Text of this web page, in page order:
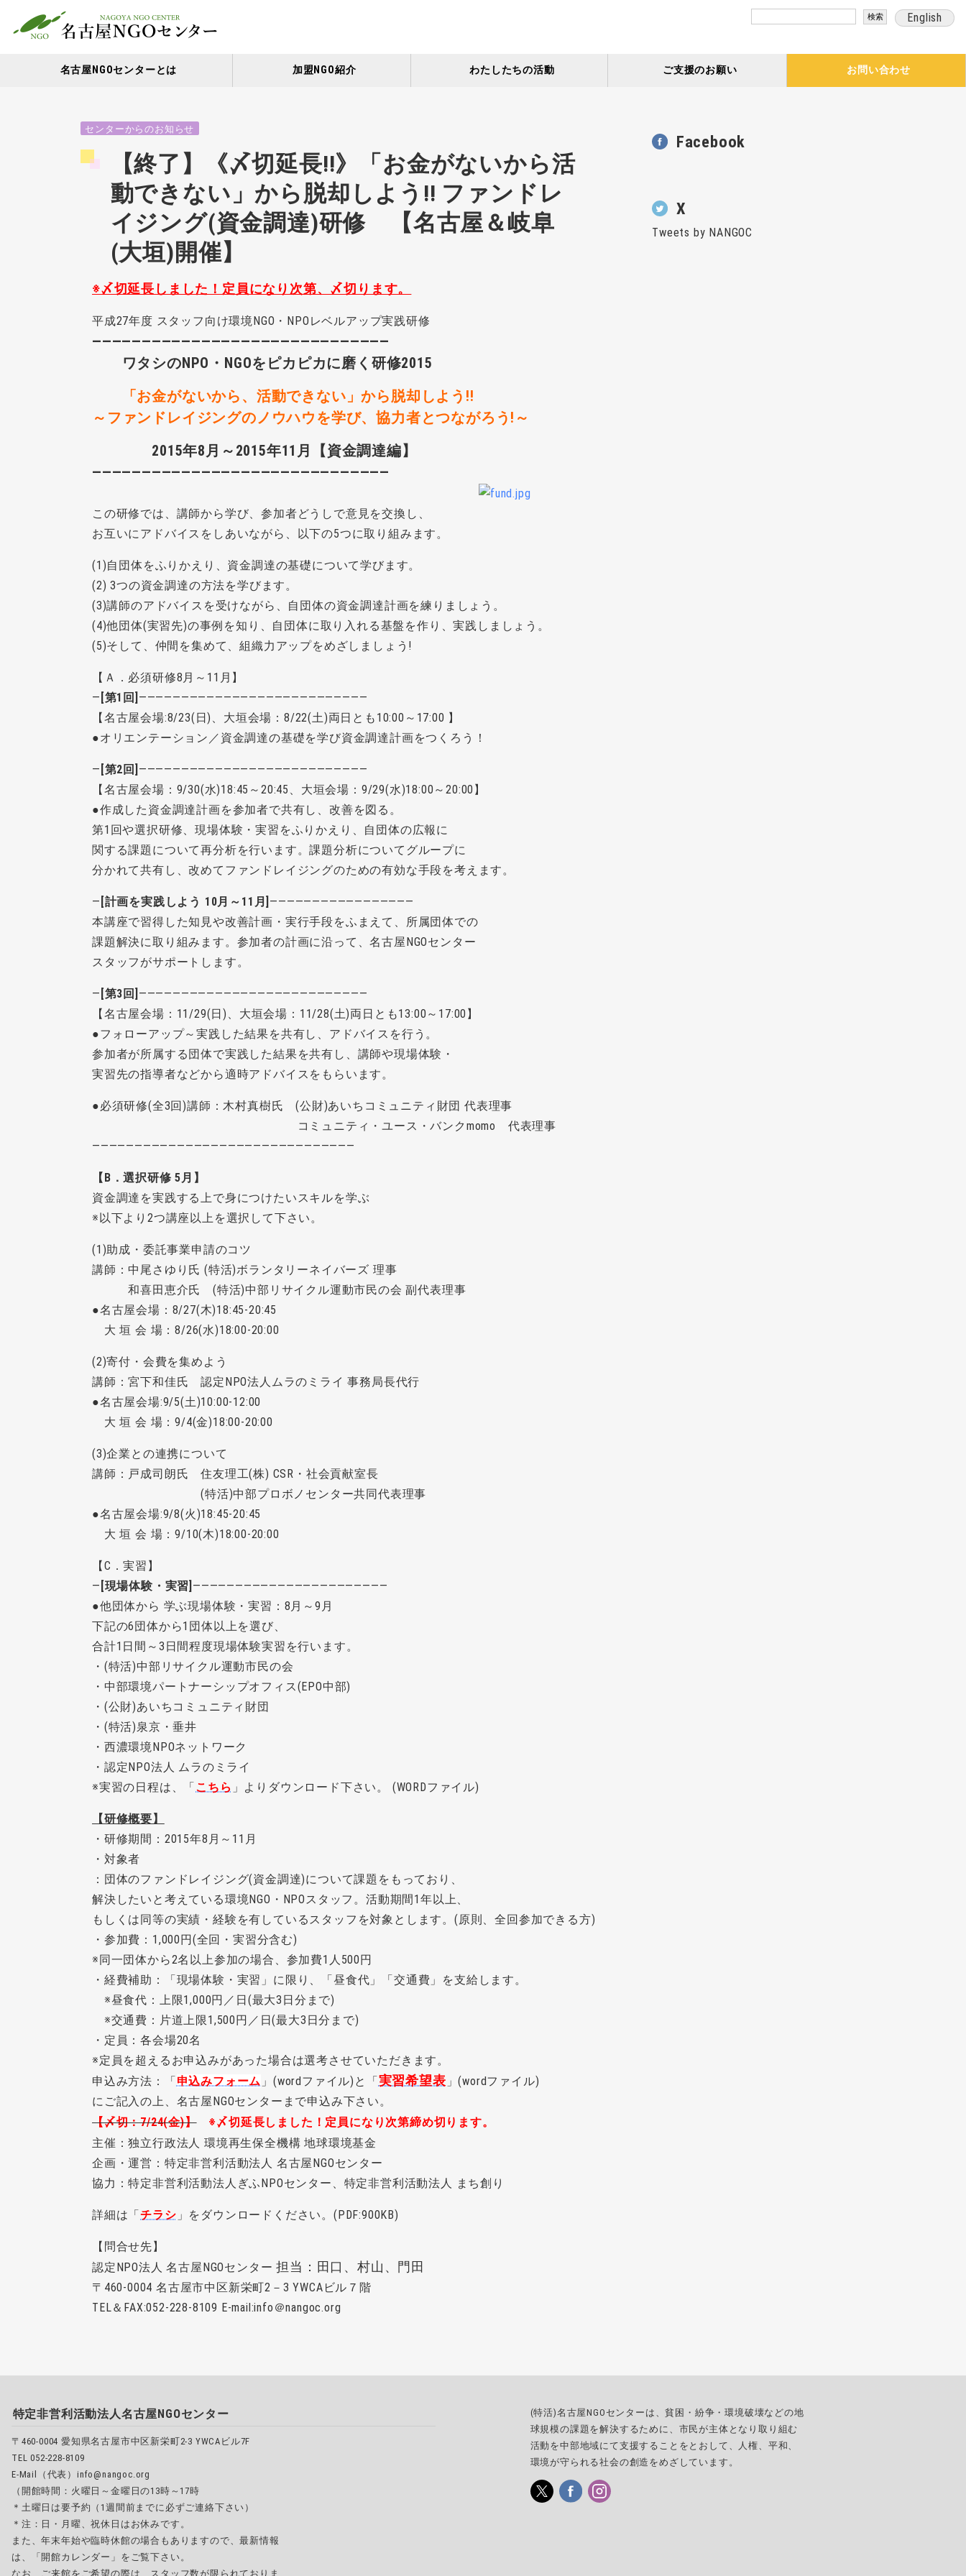
English
名古屋NGOセンターとは 加盟NGO紹介 わたしたちの活動 ご支援のお願い お問い合わせ
センターからのお知らせ
【終了】《〆切延長!!》「お金がないから活
動できない」から脱却しよう!! ファンドレ
イジング(資金調達)研修 【名古屋＆岐阜
(大垣)開催】
※〆切延長しました！定員になり次第、〆切ります。
平成27年度 スタッフ向け環境NGO・NPOレベルアップ実践研修
――――――――――――――――――――――――――――――
ワタシのNPO・NGOをピカピカに磨く研修2015
「お金がないから、活動できない」から脱却しよう!!
～ファンドレイジングのノウハウを学び、協力者とつながろう!～
2015年8月～2015年11月【資金調達編】
――――――――――――――――――――――――――――――
この研修では、講師から学び、参加者どうしで意見を交換し、
お互いにアドバイスをしあいながら、以下の5つに取り組みます。
(1)自団体をふりかえり、資金調達の基礎について学びます。
(2) 3つの資金調達の方法を学びます。
(3)講師のアドバイスを受けながら、自団体の資金調達計画を練りましょう。
(4)他団体(実習先)の事例を知り、自団体に取り入れる基盤を作り、実践しましょう。
(5)そして、仲間を集めて、組織力アップをめざしましょう!
【Ａ．必須研修8月～11月】
― [第1回] ―――――――――――――――――――――――――――
【名古屋会場:8/23(日)、大垣会場：8/22(土)両日とも10:00～17:00 】
●オリエンテーション／資金調達の基礎を学び資金調達計画をつくろう！
― [第2回] ―――――――――――――――――――――――――――
【名古屋会場：9/30(水)18:45～20:45、大垣会場：9/29(水)18:00～20:00】
●作成した資金調達計画を参加者で共有し、改善を図る。
第1回や選択研修、現場体験・実習をふりかえり、自団体の広報に
関する課題について再分析を行います。課題分析についてグループに
分かれて共有し、改めてファンドレイジングのための有効な手段を考えます。
― [計画を実践しよう 10月～11月] ―――――――――――――――――
本講座で習得した知見や改善計画・実行手段をふまえて、所属団体での
課題解決に取り組みます。参加者の計画に沿って、名古屋NGOセンター
スタッフがサポートします。
― [第3回] ―――――――――――――――――――――――――――
【名古屋会場：11/29(日)、大垣会場：11/28(土)両日とも13:00～17:00】
●フォローアップ～実践した結果を共有し、アドバイスを行う。
参加者が所属する団体で実践した結果を共有し、講師や現場体験・
実習先の指導者などから適時アドバイスをもらいます。
●必須研修(全3回)講師：木村真樹氏 (公財)あいちコミュニティ財団 代表理事
コミュニティ・ユース・バンクmomo 代表理事
―――――――――――――――――――――――――――――――
【B．選択研修 5月】
資金調達を実践する上で身につけたいスキルを学ぶ
※以下より2つ講座以上を選択して下さい。
(1)助成・委託事業申請のコツ
講師：中尾さゆり氏 (特活)ボランタリーネイバーズ 理事
和喜田恵介氏 (特活)中部リサイクル運動市民の会 副代表理事
●名古屋会場：8/27(木)18:45-20:45
大 垣 会 場：8/26(水)18:00-20:00
(2)寄付・会費を集めよう
講師：宮下和佳氏 認定NPO法人ムラのミライ 事務局長代行
●名古屋会場:9/5(土)10:00-12:00
大 垣 会 場：9/4(金)18:00-20:00
(3)企業との連携について
講師：戸成司朗氏 住友理工(株) CSR・社会貢献室長
(特活)中部プロボノセンター共同代表理事
●名古屋会場:9/8(火)18:45-20:45
大 垣 会 場：9/10(木)18:00-20:00
【C．実習】
― [現場体験・実習] ―――――――――――――――――――――――
●他団体から 学ぶ現場体験・実習：8月～9月
下記の6団体から1団体以上を選び、
合計1日間～3日間程度現場体験実習を行います。
・(特活)中部リサイクル運動市民の会
・中部環境パートナーシップオフィス(EPO中部)
・(公財)あいちコミュニティ財団
・(特活)泉京・垂井
・西濃環境NPOネットワーク
・認定NPO法人 ムラのミライ
※実習の日程は、「 こちら 」よりダウンロード下さい。 (WORDファイル)
【研修概要】
・研修期間：2015年8月～11月
・対象者
：団体のファンドレイジング(資金調達)について課題をもっており、
解決したいと考えている環境NGO・NPOスタッフ。活動期間1年以上、
もしくは同等の実績・ 経験を有しているスタッフを対象とします。(原則、全回参加できる方)
・参加費：1,000円(全回・実習分含む)
※同一団体から2名以上参加の場合、参加費1人500円
・経費補助：「現場体験・実習」に限り、「昼食代」「交通費」を支給します。
※昼食代：上限1,000円／日(最大3日分まで)
※交通費：片道上限1,500円／日(最大3日分まで)
・定員：各会場20名
※定員を超えるお申込みがあった場合は選考させていただきます。
申込み方法：「 申込みフォーム 」(wordファイル) と「 実習希望表 」(wordファイル)
にご記入の上、 名古屋NGOセンターまで申込み下さい。
【〆切：7/24(金)】※〆切延長しました！定員になり次第締め切ります。
主催：独立行政法人 環境再生保全機構 地球環境基金
企画・運営：特定非営利活動法人 名古屋NGOセンター
協力：特定非営利活動法人ぎふNPOセンター、特定非営利活動法人 まち創り
詳細は「チラシ 」をダウンロードください。(PDF:900KB)
【問合せ先】
認定NPO法人 名古屋NGOセンター 担当：田口、村山、門田
〒460-0004 名古屋市中区新栄町2－3 YWCAビル７階
TEL＆FAX:052-228-8109 E-mail:info＠nangoc.org
Facebook
X
Tweets by NANGOC
特定非営利活動法人名古屋NGOセンター
〒460-0004 愛知県名古屋市中区新栄町2-3 YWCAビル7F
TEL 052-228-8109
E-Mail（代表）info@nangoc.org
（開館時間：火曜日～金曜日の13時～17時
＊土曜日は要予約（1週間前までに必ずご連絡下さい）
＊注：日・月曜、祝休日はお休みです。
また、年末年始や臨時休館の場合もありますので、最新情報
は、「開館カレンダー」をご覧下さい。
なお、ご来館をご希望の際は、スタッフ数が限られておりま
(特活)名古屋NGOセンターは、貧困・紛争・環境破壊などの地
球規模の課題を解決するために、市民が主体となり取り組む
活動を中部地域にて支援することをとおして、人権、平和、
環境が守られる社会の創造をめざしています。